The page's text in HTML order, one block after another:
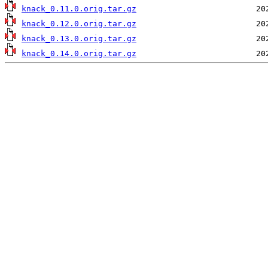
knack_0.11.0.orig.tar.gz
knack_0.12.0.orig.tar.gz
knack_0.13.0.orig.tar.gz
knack_0.14.0.orig.tar.gz